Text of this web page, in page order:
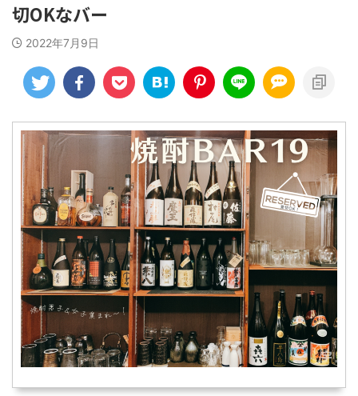
切OKなバー
2022年7月9日